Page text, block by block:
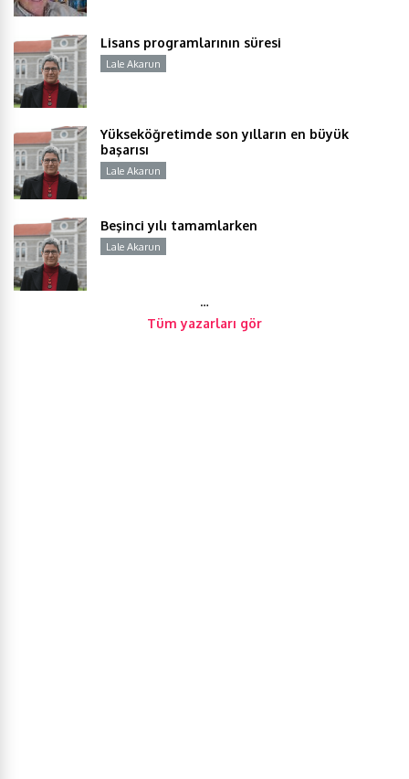
Lisans programlarının süresi
Lale Akarun
Yükseköğretimde son yılların en büyük
başarısı
Lale Akarun
Beşinci yılı tamamlarken
Lale Akarun
…
Tüm yazarları gör